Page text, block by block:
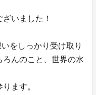
いました！
をしっかり受け取り
んのこと、世界の水
ます。